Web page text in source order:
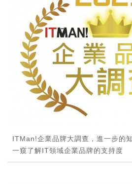
ITMan!企業品牌大調查，進一步的
一窺了解IT領域企業品牌的支持度